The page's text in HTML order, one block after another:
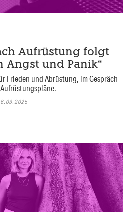
Aufrüstung folgt
Angst und Panik“
Frieden und Abrüstung, im Gespräch